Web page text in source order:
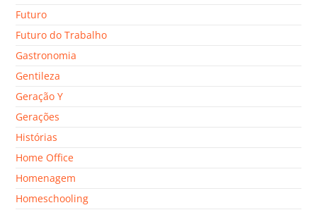
Futuro
Futuro do Trabalho
Gastronomia
Gentileza
Geração Y
Gerações
Histórias
Home Office
Homenagem
Homeschooling